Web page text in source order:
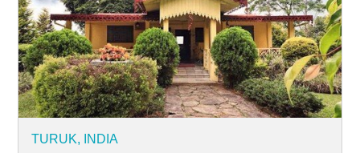
Hotels
Incentive Reizen
Reisvoorwaarden
Contact
TURUK, INDIA